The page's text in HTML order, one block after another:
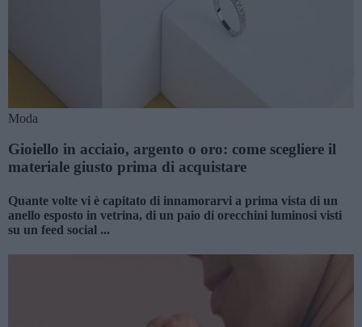
Moda
Gioiello in acciaio, argento o oro: come scegliere il
materiale giusto prima di acquistare
Quante volte vi è capitato di innamorarvi a prima vista di un
anello esposto in vetrina, di un paio di orecchini luminosi visti
su un feed social ...